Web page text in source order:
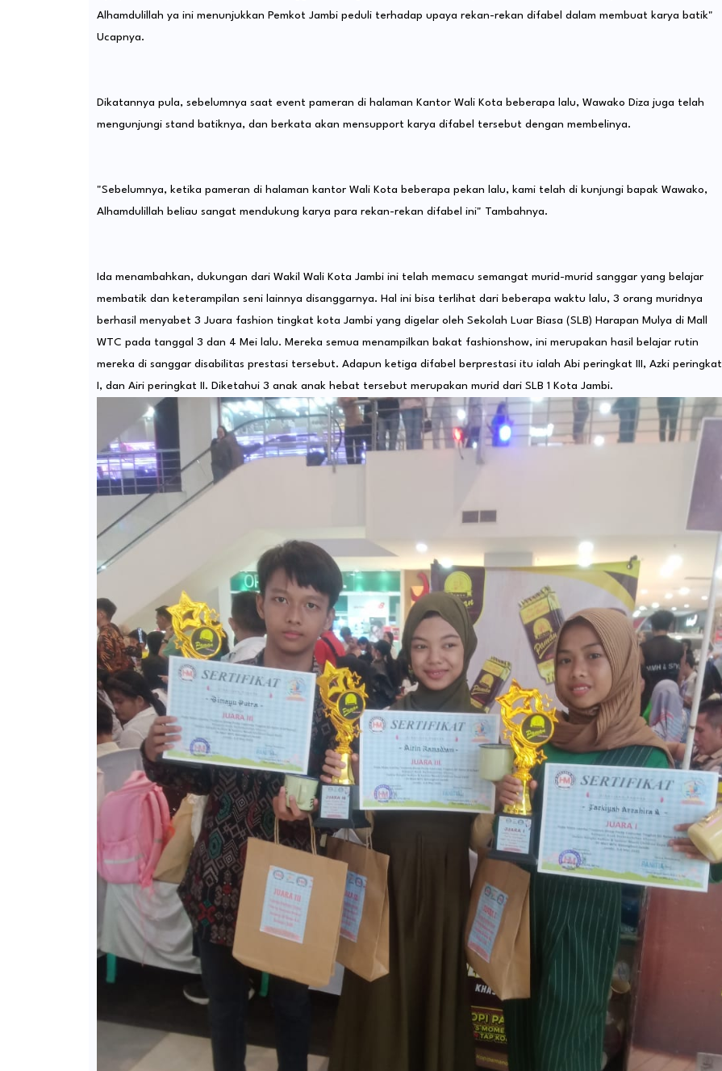
Alhamdulillah ya ini menunjukkan Pemkot Jambi peduli terhadap upaya rekan-rekan difabel dalam membuat karya batik"
Ucapnya.
Dikatannya pula, sebelumnya saat event pameran di halaman Kantor Wali Kota beberapa lalu, Wawako Diza juga telah
mengunjungi stand batiknya, dan berkata akan mensupport karya difabel tersebut dengan membelinya.
"Sebelumnya, ketika pameran di halaman kantor Wali Kota beberapa pekan lalu, kami telah di kunjungi bapak Wawako,
Alhamdulillah beliau sangat mendukung karya para rekan-rekan difabel ini" Tambahnya.
Ida menambahkan, dukungan dari Wakil Wali Kota Jambi ini telah memacu semangat murid-murid sanggar yang belajar
membatik dan keterampilan seni lainnya disanggarnya. Hal ini bisa terlihat dari beberapa waktu lalu, 3 orang muridnya
berhasil menyabet 3 Juara fashion tingkat kota Jambi yang digelar oleh Sekolah Luar Biasa (SLB) Harapan Mulya di Mall
WTC pada tanggal 3 dan 4 Mei lalu. Mereka semua menampilkan bakat fashionshow, ini merupakan hasil belajar rutin
mereka di sanggar disabilitas prestasi tersebut. Adapun ketiga difabel berprestasi itu ialah Abi peringkat III, Azki peringkat
I, dan Airi peringkat II. Diketahui 3 anak anak hebat tersebut merupakan murid dari SLB 1 Kota Jambi.